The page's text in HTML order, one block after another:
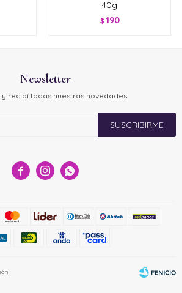
40g.
$ 190
  
Newsletter
y recibí todas nuestras novedades!
SUSCRIBIRME